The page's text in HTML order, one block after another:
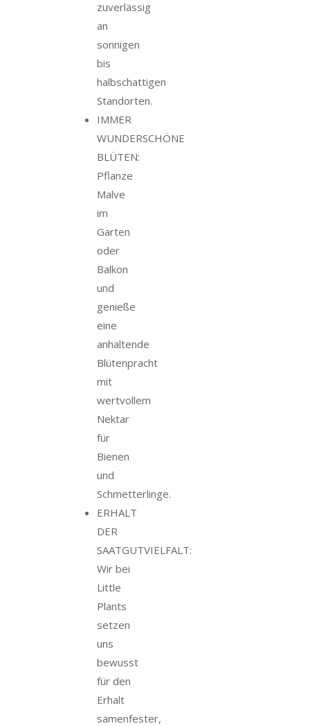
zuverlässig
an
sonnigen
bis
halbschattigen
Standorten.
IMMER
WUNDERSCHÖNE
BLÜTEN:
Pflanze
Malve
im
Garten
oder
Balkon
und
genieße
eine
anhaltende
Blütenpracht
mit
wertvollem
Nektar
für
Bienen
und
Schmetterlinge.
ERHALT
DER
SAATGUTVIELFALT:
Wir bei
Little
Plants
setzen
uns
bewusst
für den
Erhalt
samenfester,